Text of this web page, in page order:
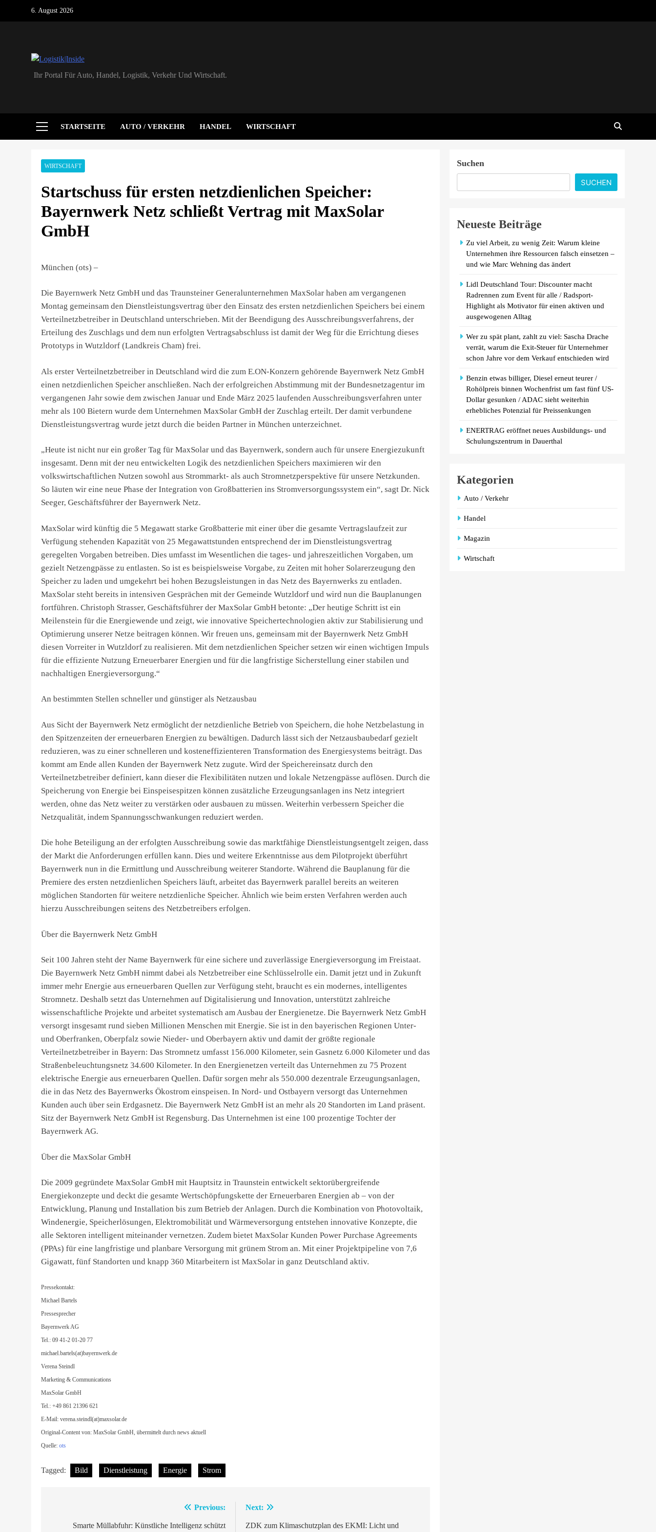
6. August 2026
Logistik|Inside
Ihr Portal Für Auto, Handel, Logistik, Verkehr Und Wirtschaft.
STARTSEITE AUTO / VERKEHR HANDEL WIRTSCHAFT
WIRTSCHAFT
Startschuss für ersten netzdienlichen Speicher:
Bayernwerk Netz schließt Vertrag mit MaxSolar
GmbH
München (ots) –
Die Bayernwerk Netz GmbH und das Traunsteiner Generalunternehmen MaxSolar haben am vergangenen
Montag gemeinsam den Dienstleistungsvertrag über den Einsatz des ersten netzdienlichen Speichers bei einem
Verteilnetzbetreiber in Deutschland unterschrieben. Mit der Beendigung des Ausschreibungsverfahrens, der
Erteilung des Zuschlags und dem nun erfolgten Vertragsabschluss ist damit der Weg für die Errichtung dieses
Prototyps in Wutzldorf (Landkreis Cham) frei.
Als erster Verteilnetzbetreiber in Deutschland wird die zum E.ON-Konzern gehörende Bayernwerk Netz GmbH
einen netzdienlichen Speicher anschließen. Nach der erfolgreichen Abstimmung mit der Bundesnetzagentur im
vergangenen Jahr sowie dem zwischen Januar und Ende März 2025 laufenden Ausschreibungsverfahren unter
mehr als 100 Bietern wurde dem Unternehmen MaxSolar GmbH der Zuschlag erteilt. Der damit verbundene
Dienstleistungsvertrag wurde jetzt durch die beiden Partner in München unterzeichnet.
„Heute ist nicht nur ein großer Tag für MaxSolar und das Bayernwerk, sondern auch für unsere Energiezukunft
insgesamt. Denn mit der neu entwickelten Logik des netzdienlichen Speichers maximieren wir den
volkswirtschaftlichen Nutzen sowohl aus Strommarkt- als auch Stromnetzperspektive für unsere Netzkunden.
So läuten wir eine neue Phase der Integration von Großbatterien ins Stromversorgungssystem ein“, sagt Dr. Nick
Seeger, Geschäftsführer der Bayernwerk Netz.
MaxSolar wird künftig die 5 Megawatt starke Großbatterie mit einer über die gesamte Vertragslaufzeit zur
Verfügung stehenden Kapazität von 25 Megawattstunden entsprechend der im Dienstleistungsvertrag
geregelten Vorgaben betreiben. Dies umfasst im Wesentlichen die tages- und jahreszeitlichen Vorgaben, um
gezielt Netzengpässe zu entlasten. So ist es beispielsweise Vorgabe, zu Zeiten mit hoher Solarerzeugung den
Speicher zu laden und umgekehrt bei hohen Bezugsleistungen in das Netz des Bayernwerks zu entladen.
MaxSolar steht bereits in intensiven Gesprächen mit der Gemeinde Wutzldorf und wird nun die Bauplanungen
fortführen. Christoph Strasser, Geschäftsführer der MaxSolar GmbH betonte: „Der heutige Schritt ist ein
Meilenstein für die Energiewende und zeigt, wie innovative Speichertechnologien aktiv zur Stabilisierung und
Optimierung unserer Netze beitragen können. Wir freuen uns, gemeinsam mit der Bayernwerk Netz GmbH
diesen Vorreiter in Wutzldorf zu realisieren. Mit dem netzdienlichen Speicher setzen wir einen wichtigen Impuls
für die effiziente Nutzung Erneuerbarer Energien und für die langfristige Sicherstellung einer stabilen und
nachhaltigen Energieversorgung.“
An bestimmten Stellen schneller und günstiger als Netzausbau
Aus Sicht der Bayernwerk Netz ermöglicht der netzdienliche Betrieb von Speichern, die hohe Netzbelastung in
den Spitzenzeiten der erneuerbaren Energien zu bewältigen. Dadurch lässt sich der Netzausbaubedarf gezielt
reduzieren, was zu einer schnelleren und kosteneffizienteren Transformation des Energiesystems beiträgt. Das
kommt am Ende allen Kunden der Bayernwerk Netz zugute. Wird der Speichereinsatz durch den
Verteilnetzbetreiber definiert, kann dieser die Flexibilitäten nutzen und lokale Netzengpässe auflösen. Durch die
Speicherung von Energie bei Einspeisespitzen können zusätzliche Erzeugungsanlagen ins Netz integriert
werden, ohne das Netz weiter zu verstärken oder ausbauen zu müssen. Weiterhin verbessern Speicher die
Netzqualität, indem Spannungsschwankungen reduziert werden.
Die hohe Beteiligung an der erfolgten Ausschreibung sowie das marktfähige Dienstleistungsentgelt zeigen, dass
der Markt die Anforderungen erfüllen kann. Dies und weitere Erkenntnisse aus dem Pilotprojekt überführt
Bayernwerk nun in die Ermittlung und Ausschreibung weiterer Standorte. Während die Bauplanung für die
Premiere des ersten netzdienlichen Speichers läuft, arbeitet das Bayernwerk parallel bereits an weiteren
möglichen Standorten für weitere netzdienliche Speicher. Ähnlich wie beim ersten Verfahren werden auch
hierzu Ausschreibungen seitens des Netzbetreibers erfolgen.
Über die Bayernwerk Netz GmbH
Seit 100 Jahren steht der Name Bayernwerk für eine sichere und zuverlässige Energieversorgung im Freistaat.
Die Bayernwerk Netz GmbH nimmt dabei als Netzbetreiber eine Schlüsselrolle ein. Damit jetzt und in Zukunft
immer mehr Energie aus erneuerbaren Quellen zur Verfügung steht, braucht es ein modernes, intelligentes
Stromnetz. Deshalb setzt das Unternehmen auf Digitalisierung und Innovation, unterstützt zahlreiche
wissenschaftliche Projekte und arbeitet systematisch am Ausbau der Energienetze. Die Bayernwerk Netz GmbH
versorgt insgesamt rund sieben Millionen Menschen mit Energie. Sie ist in den bayerischen Regionen Unter-
und Oberfranken, Oberpfalz sowie Nieder- und Oberbayern aktiv und damit der größte regionale
Verteilnetzbetreiber in Bayern: Das Stromnetz umfasst 156.000 Kilometer, sein Gasnetz 6.000 Kilometer und das
Straßenbeleuchtungsnetz 34.600 Kilometer. In den Energienetzen verteilt das Unternehmen zu 75 Prozent
elektrische Energie aus erneuerbaren Quellen. Dafür sorgen mehr als 550.000 dezentrale Erzeugungsanlagen,
die in das Netz des Bayernwerks Ökostrom einspeisen. In Nord- und Ostbayern versorgt das Unternehmen
Kunden auch über sein Erdgasnetz. Die Bayernwerk Netz GmbH ist an mehr als 20 Standorten im Land präsent.
Sitz der Bayernwerk Netz GmbH ist Regensburg. Das Unternehmen ist eine 100 prozentige Tochter der
Bayernwerk AG.
Über die MaxSolar GmbH
Die 2009 gegründete MaxSolar GmbH mit Hauptsitz in Traunstein entwickelt sektorübergreifende
Energiekonzepte und deckt die gesamte Wertschöpfungskette der Erneuerbaren Energien ab – von der
Entwicklung, Planung und Installation bis zum Betrieb der Anlagen. Durch die Kombination von Photovoltaik,
Windenergie, Speicherlösungen, Elektromobilität und Wärmeversorgung entstehen innovative Konzepte, die
alle Sektoren intelligent miteinander vernetzen. Zudem bietet MaxSolar Kunden Power Purchase Agreements
(PPAs) für eine langfristige und planbare Versorgung mit grünem Strom an. Mit einer Projektpipeline von 7,6
Gigawatt, fünf Standorten und knapp 360 Mitarbeitern ist MaxSolar in ganz Deutschland aktiv.
Pressekontakt:
Michael Bartels
Pressesprecher
Bayernwerk AG
Tel.: 09 41-2 01-20 77
michael.bartels(at)bayernwerk.de
Verena Steindl
Marketing & Communications
MaxSolar GmbH
Tel.: +49 861 21396 621
E-Mail: verena.steindl(at)maxsolar.de
Original-Content von: MaxSolar GmbH, übermittelt durch news aktuell
Quelle: ots
Tagged: Bild Dienstleistung Energie Strom
Previous:
Smarte Müllabfuhr: Künstliche Intelligenz schützt
Next:
ZDK zum Klimaschutzplan des EKMI: Licht und
Suchen
SUCHEN
Neueste Beiträge
Zu viel Arbeit, zu wenig Zeit: Warum kleine
Unternehmen ihre Ressourcen falsch einsetzen –
und wie Marc Wehning das ändert
Lidl Deutschland Tour: Discounter macht
Radrennen zum Event für alle / Radsport-
Highlight als Motivator für einen aktiven und
ausgewogenen Alltag
Wer zu spät plant, zahlt zu viel: Sascha Drache
verrät, warum die Exit-Steuer für Unternehmer
schon Jahre vor dem Verkauf entschieden wird
Benzin etwas billiger, Diesel erneut teurer /
Rohölpreis binnen Wochenfrist um fast fünf US-
Dollar gesunken / ADAC sieht weiterhin
erhebliches Potenzial für Preissenkungen
ENERTRAG eröffnet neues Ausbildungs- und
Schulungszentrum in Dauerthal
Kategorien
Auto / Verkehr
Handel
Magazin
Wirtschaft